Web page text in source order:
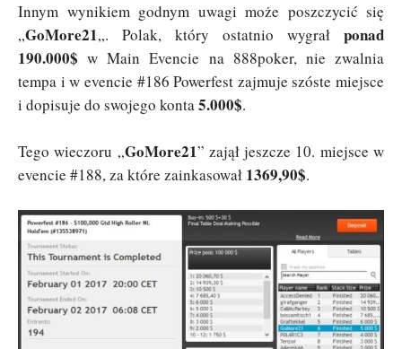
Innym wynikiem godnym uwagi może poszczycić się
„GoMore21„. Polak, który ostatnio wygrał ponad
190.000$ w Main Evencie na 888poker, nie zwalnia
tempa i w evencie #186 Powerfest zajmuje szóste miejsce
i dopisuje do swojego konta5.000$.
Tego wieczoru „GoMore21” zajął jeszcze 10. miejsce w
evencie #188, za które zainkasował 1369,90$.